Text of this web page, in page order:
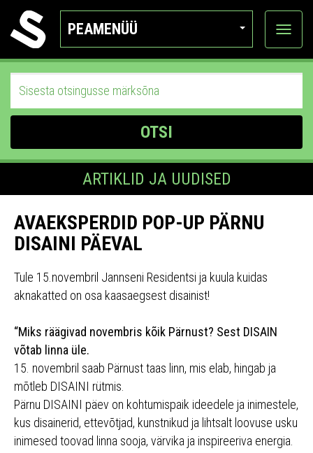
PEAMENÜÜ
Ava
OTSI
ARTIKLID JA UUDISED
AVAEKSPERDID POP-UP PÄRNU
DISAINI PÄEVAL
Tule 15.novembril Jannseni Residentsi ja kuula kuidas
aknakatted on osa kaasaegsest disainist!
“Miks räägivad novembris kõik Pärnust? Sest DISAIN
võtab linna üle.
15. novembril saab Pärnust taas linn, mis elab, hingab ja
mõtleb DISAINI rütmis.
Pärnu DISAINI päev on kohtumispaik ideedele ja inimestele,
kus disainerid, ettevõtjad, kunstnikud ja lihtsalt loovuse usku
inimesed toovad linna sooja, värvika ja inspireeriva energia.